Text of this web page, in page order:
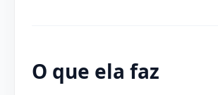
O que ela faz